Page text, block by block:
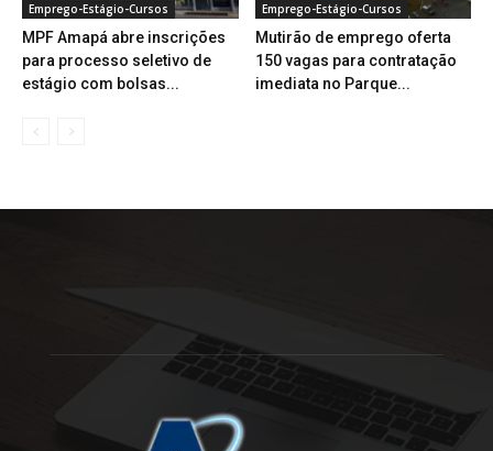
Emprego-Estágio-Cursos
MPF Amapá abre inscrições
para processo seletivo de
estágio com bolsas...
Emprego-Estágio-Cursos
Mutirão de emprego oferta
150 vagas para contratação
imediata no Parque...